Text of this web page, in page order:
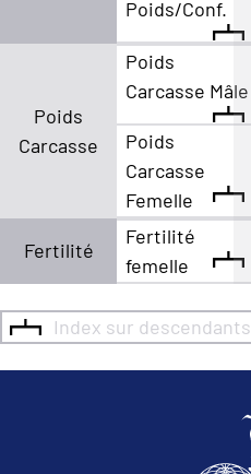
Poids/Conf.
Poids
Carcasse
Poids
Carcasse Mâle
Poids
Carcasse
Femelle
Fertilité
Fertilité
femelle
Index sur descendants